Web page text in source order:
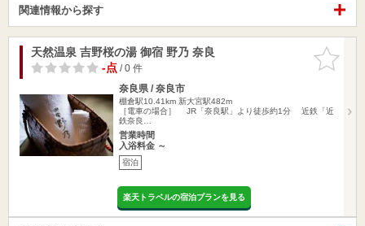
関連情報から探す
お気に入
りに追加
天然温泉 吉野桜の湯 御宿 野乃 奈良
-点/ 0 件
奈良県 / 奈良市
棚倉駅10.41km 新大宮駅482m
［電車の場合］ JR「奈良駅」より徒歩約1分 近鉄「近
鉄奈良…
営業時間
入浴料金 ～
宿泊
楽天トラベルの宿泊プランを見る